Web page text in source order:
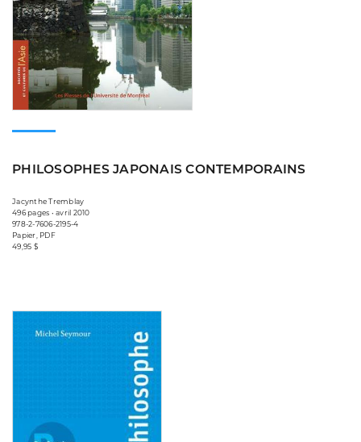
PHILOSOPHES JAPONAIS CONTEMPORAINS
Jacynthe Tremblay
496 pages • avril 2010
978-2-7606-2195-4
Papier, PDF
49,95 $